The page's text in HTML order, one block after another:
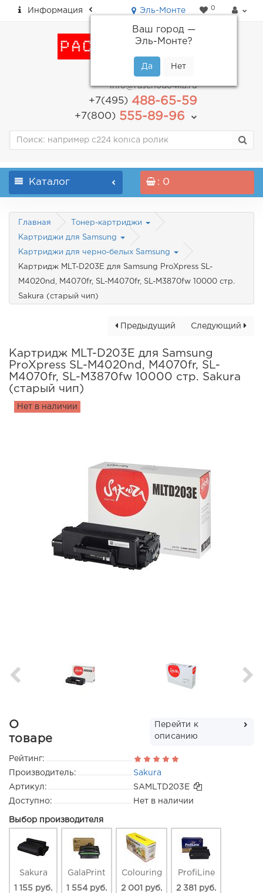
Информация Эль-Монте
Ваш город —
Эль-Монте?
0
пн-пт: с 9.00 до 18.00
info@raschodo4ka.ru
+7(495)488-65-59
+7(800)555-89-96
Каталог : 0
Главная Тонер-картриджи
Картриджи для Samsung
Картриджи для черно-белых Samsung
Картридж MLT-D203E для Samsung ProXpress SL-
M4020nd, M4070fr, SL-M4070fr, SL-M3870fw 10000 стр.
Sakura (старый чип)
Следующий
Предыдущий
Картридж MLT-D203E для Samsung
ProXpress SL-M4020nd, M4070fr, SL-
M4070fr, SL-M3870fw 10000 стр. Sakura
(старый чип)
Нет в наличии
О
товаре
Перейти к
описанию
Рейтинг:
Производитель:
Sakura
Артикул:
SAMLTD203E
Доступно:
Нет в наличии
Выбор производителя
Sakura
1 155 руб.
GalaPrint
1 554 руб.
Colouring
2 001 руб.
ProfiLine
2 381 руб.